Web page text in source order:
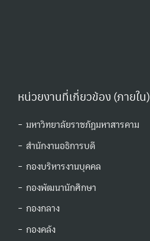
หน่วยงานที่เกี่ยวข้อง (ภายใน)
- มหาวิทยาลัยราชภัฏมหาสารคาม
- สำนักงานอธิการบดี
- กองบริหารงานบุคคล
- กองพัฒนานักศึกษา
- กองกลาง
- กองคลัง